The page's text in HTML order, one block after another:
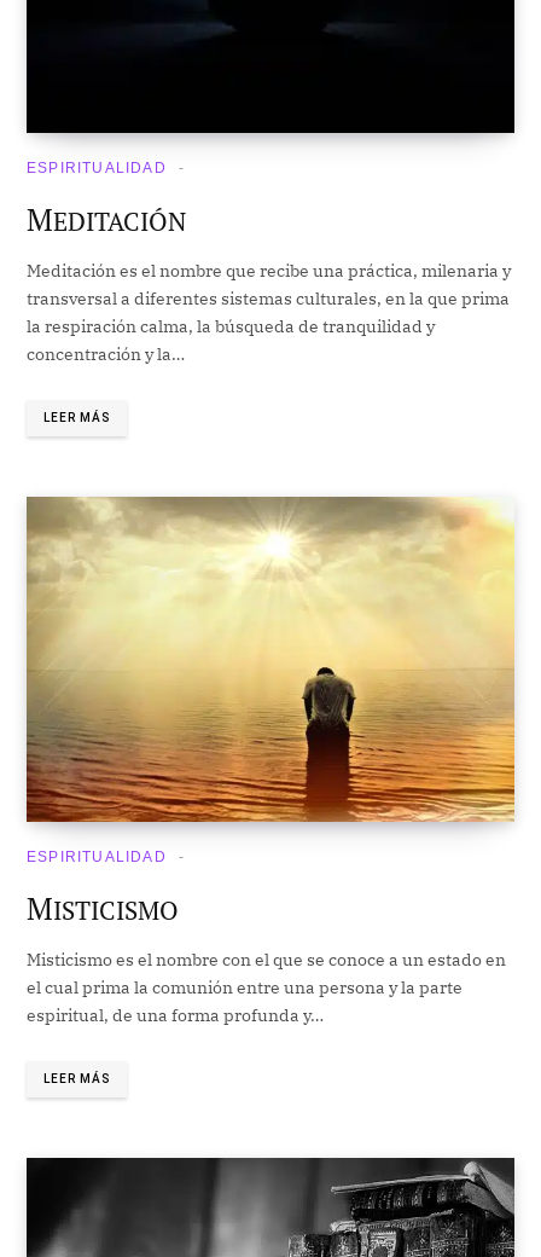
ESPIRITUALIDAD
MEDITACIÓN
Meditación es el nombre que recibe una práctica, milenaria y
transversal a diferentes sistemas culturales, en la que prima
la respiración calma, la búsqueda de tranquilidad y
concentración y la…
LEER MÁS
ESPIRITUALIDAD
MISTICISMO
Misticismo es el nombre con el que se conoce a un estado en
el cual prima la comunión entre una persona y la parte
espiritual, de una forma profunda y…
LEER MÁS